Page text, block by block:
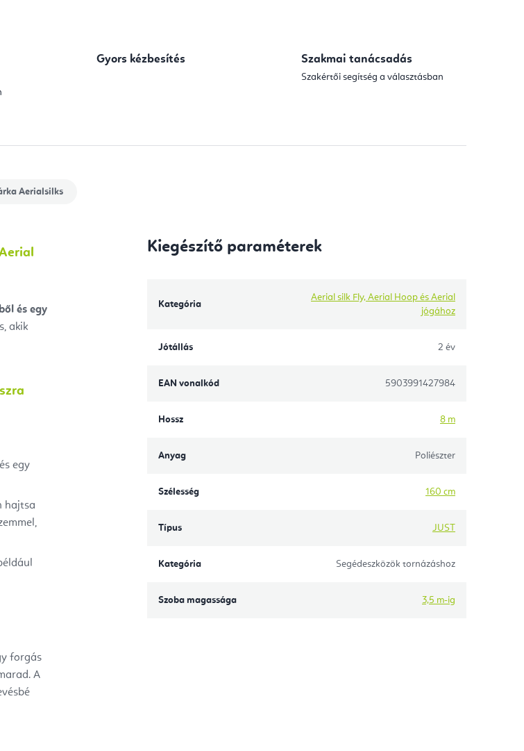
Gyors kézbesítés Szakmai tanácsadás
Szakértői segítség a választásban
Aerialsilks
és egy
akik
egy
hajtsa
forgás
A
Kiegészítő paraméterek
Kategória
Aerial silk Fly, Aerial Hoop és Aerial
jógához
Jótállás 2 év
EAN vonalkód 5903991427984
Hossz 8 m
Anyag Poliészter
Szélesség 160 cm
Típus JUST
Kategória Segédeszközök tornázáshoz
Szoba magassága 3,5 m-ig